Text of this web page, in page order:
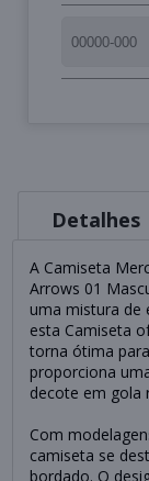
Detalhes
A Camiseta
Arrows 01
uma mistura de
esta Camiseta
torna ótima
proporciona
decote em gola
Com
camiseta se
bordado. O